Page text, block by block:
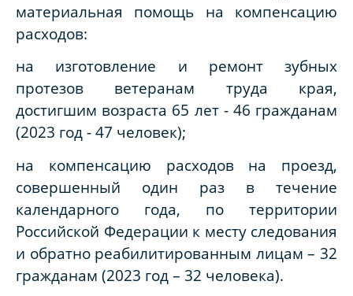
материальная помощь на компенсацию
расходов:
на изготовление и ремонт зубных
протезов ветеранам труда края,
достигшим возраста 65 лет - 46 гражданам
(2023 год - 47 человек);
на компенсацию расходов на проезд,
совершенный один раз в течение
календарного года, по территории
Российской Федерации к месту следования
и обратно реабилитированным лицам – 32
гражданам (2023 год – 32 человека).